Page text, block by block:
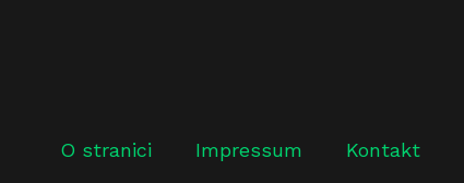
O stranici Impressum Kontakt